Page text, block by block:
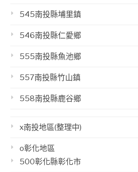
545南投縣埔里鎮
546南投縣仁愛鄉
555南投縣魚池鄉
557南投縣竹山鎮
558南投縣鹿谷鄉
x南投地區(整理中)
o彰化地區
500彰化縣彰化市